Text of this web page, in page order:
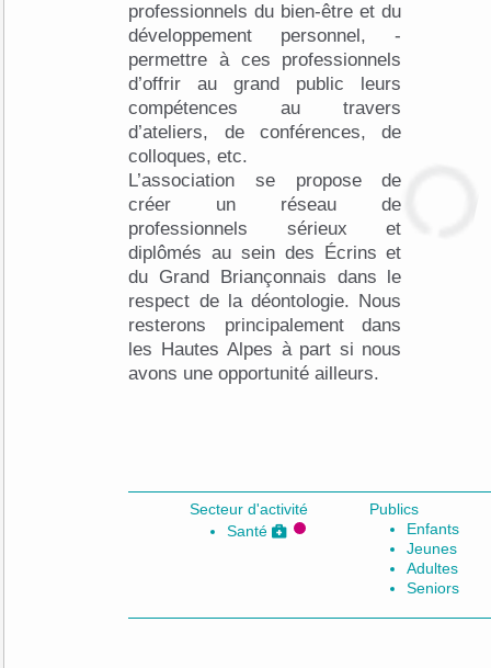
professionnels du bien-être et du
développement personnel, -
permettre à ces professionnels
d’offrir au grand public leurs
compétences au travers
d’ateliers, de conférences, de
colloques, etc.
L’association se propose de
créer un réseau de
professionnels sérieux et
diplômés au sein des Écrins et
du Grand Briançonnais dans le
respect de la déontologie. Nous
resterons principalement dans
les Hautes Alpes à part si nous
avons une opportunité ailleurs.
Secteur d'activité
Santé
Publics
Enfants
Jeunes
Adultes
Seniors